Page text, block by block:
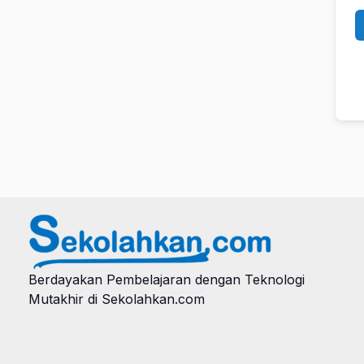
Berdayakan Pembelajaran dengan Teknologi
Mutakhir di Sekolahkan.com